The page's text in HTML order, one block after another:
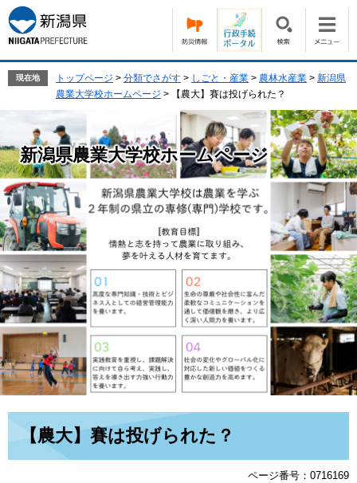
ー
ジ
の
ニ
ュ
ー
本
文
へ
現在地 トップページ > 分類でさがす > しごと・産業 > 農林水産業 > 新潟県
農業大学校ホームページ > 【農大】賽は投げられた？
新潟県農業大学校ホームページ
【農大】賽は投げられた？
ページ番号：0716169